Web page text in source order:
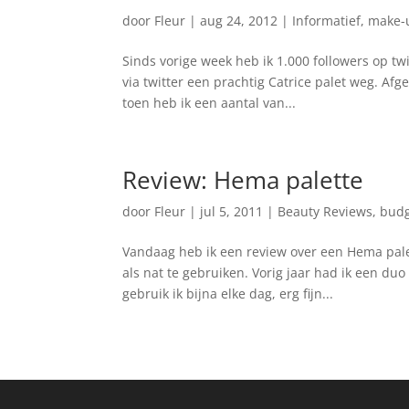
door Fleur |aug 24, 2012 | Informatief,
Sinds vorige week heb ik 1.000 followers op
via twitter een prachtig Catrice palet weg.
toen heb ik een aantal van...
Review: Hema palette
door Fleur | jul 5, 2011 | Beauty Reviews,
Vandaag heb ik een review over een Hema
als nat te gebruiken. Vorig jaar had ik een
gebruik ik bijna elke dag, erg fijn...